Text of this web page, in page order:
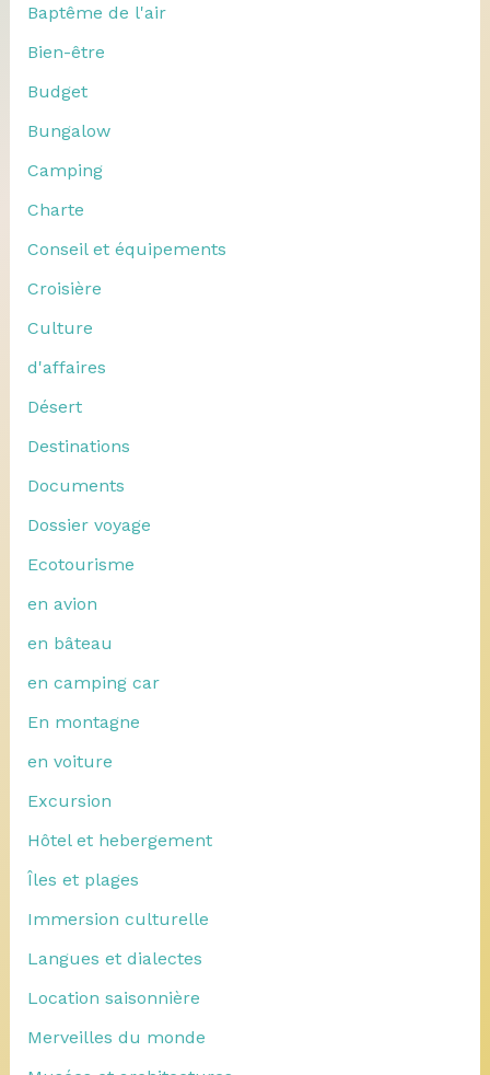
Baptême de l'air
Bien-être
Budget
Bungalow
Camping
Charte
Conseil et équipements
Croisière
Culture
d'affaires
Désert
Destinations
Documents
Dossier voyage
Ecotourisme
en avion
en bâteau
en camping car
En montagne
en voiture
Excursion
Hôtel et hebergement
Îles et plages
Immersion culturelle
Langues et dialectes
Location saisonnière
Merveilles du monde